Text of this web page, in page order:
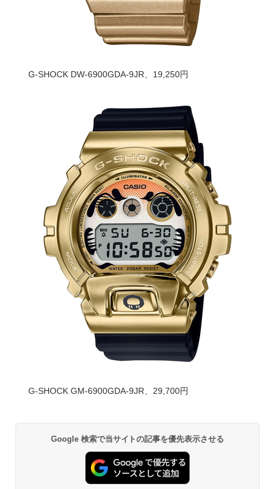
G-SHOCK DW-6900GDA-9JR、19,250円
G-SHOCK GM-6900GDA-9JR、29,700円
Google 検索で当サイトの記事を優先表示させる